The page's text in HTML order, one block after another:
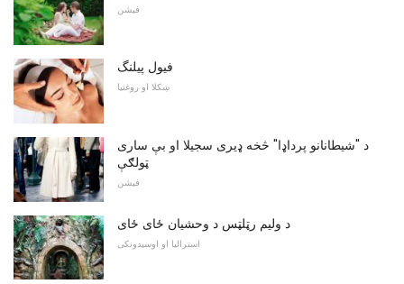
فیشن
فیول پیلنگ
ښکلا او روغتیا
د "شیطانانو پرداډا" څخه ډیری سجیلا او بې ساری
ټولګې
فیشن
د ولیم رټلټس د وحشیان ځای ځای
استرالیا او اوسیدونکی